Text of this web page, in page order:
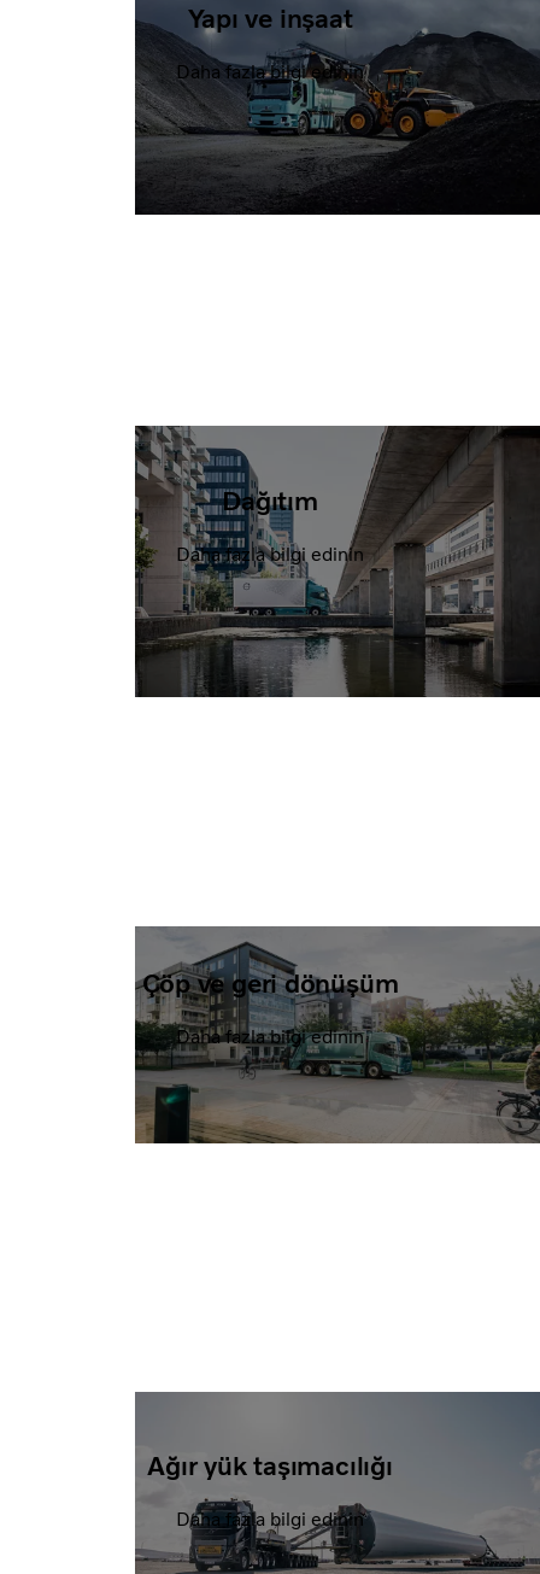
Yapı ve inşaat
Daha fazla bilgi edinin
Dağıtım
Daha fazla bilgi edinin
Çöp ve geri dönüşüm
Daha fazla bilgi edinin
Ağır yük taşımacılığı
Daha fazla bilgi edinin